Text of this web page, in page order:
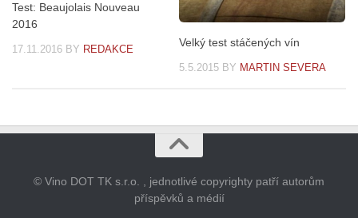
Test: Beaujolais Nouveau
2016
17.11.2016 BY REDAKCE
Velký test stáčených vín
5.5.2015 BY MARTIN SEVERA
© Vino DOT TK s.r.o. , jednotlivé copyrighty patří autorům
příspěvků a médií